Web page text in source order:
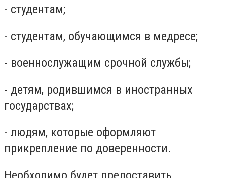
- студентам;
- студентам, обучающимся в медресе;
- военнослужащим срочной службы;
- детям, родившимся в иностранных
государствах;
- людям, которые оформляют
прикрепление по доверенности.